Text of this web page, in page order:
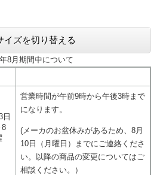
イズを切り替える
8月期間中について
日
8
営業時間が午前9時から午後3時まで
になります。
(メーカのお盆休みがあるため、8月
10日（月曜日）までにご連絡くださ
い。以降の商品の変更についてはご
相談ください。）